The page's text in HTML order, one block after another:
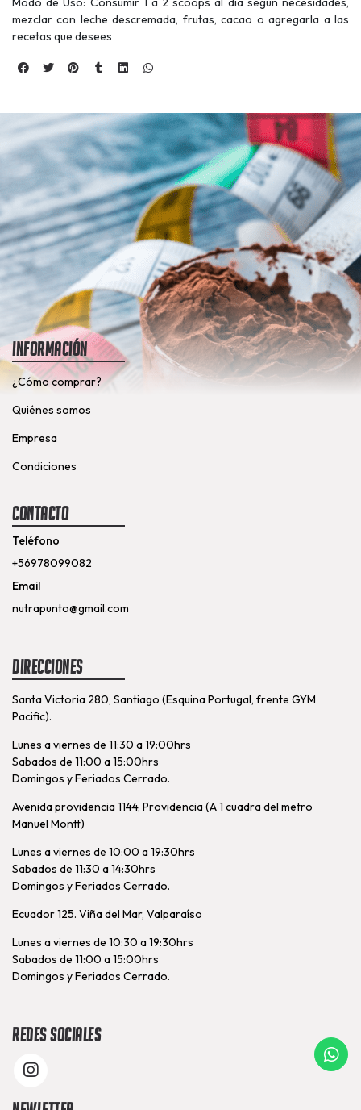
mezclar con leche descremada, frutas, cacao o agregarla a las
recetas que desees
Información
¿Cómo comprar?
Quiénes somos
Empresa
Condiciones
Contacto
Teléfono
+56978099082
Email
nutrapunto@gmail.com
Direcciones
Santa Victoria 280, Santiago (Esquina Portugal, frente GYM
Pacific).
Lunes a viernes de 11:30 a 19:00hrs
Sabados de 11:00 a 15:00hrs
Domingos y Feriados Cerrado.
Avenida providencia 1144, Providencia (A 1 cuadra del metro
Manuel Montt)
Lunes a viernes de 10:00 a 19:30hrs
Sabados de 11:30 a 14:30hrs
Domingos y Feriados Cerrado.
Ecuador 125. Viña del Mar, Valparaíso
Lunes a viernes de 10:30 a 19:30hrs
Sabados de 11:00 a 15:00hrs
Domingos y Feriados Cerrado.
Redes Sociales